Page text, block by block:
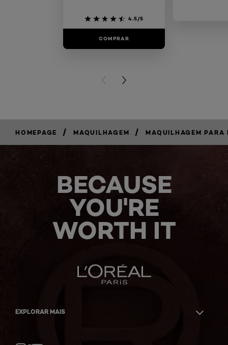
4.5/5
COMPRAR
PREVIOUS CARD
NEXT CARD
HOMEPAGE / MAQUILHAGEM / MAQUILHAGEM PARA
BECAUSE
YOU'RE
WORTH IT
EXPLORAR MAIS